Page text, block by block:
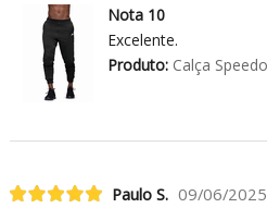
Nota 10
Excelente.
Produto:Calça
Paulo S. 09/06/2025